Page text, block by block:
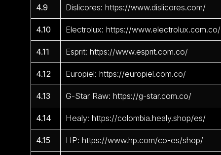
4.9 Dislicores: https://www.dislicores.com/
4.10 Electrolux: https://www.electrolux.com.co/
4.11 Esprit: https://www.esprit.com.co/
4.12 Europiel: https://europiel.com.co/
4.13 G-Star Raw: https://g-star.com.co/
4.14 Healy: https://colombia.healy.shop/es/
4.15 HP: https://www.hp.com/co-es/shop/